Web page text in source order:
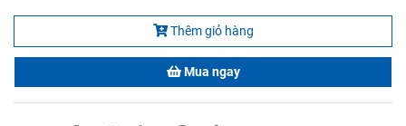
Thêm giỏ hàng
Mua ngay